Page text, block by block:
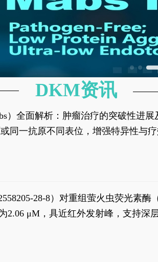
）全面解析：肿瘤治疗的突破性进
同一抗原不同表位，增强特异性与
28-8）对重组萤火虫荧光素
现活体动物模型中极低给药剂量下
2.06 μM，具近红外发射峰，支持
DKM资讯